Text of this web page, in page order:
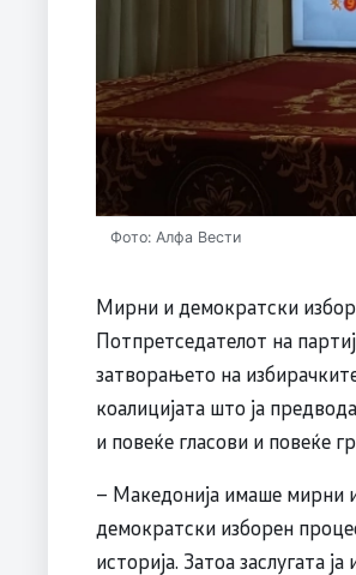
Фото: Алфа Вести
Мирни и демократски
Потпретседателот на
затворањето на
коалицијата што ја
и повеќе гласови и повеќе
– Македонија имаше мирни
демократски изборен
историја. Затоа заслугата